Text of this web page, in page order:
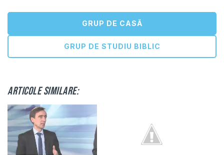
GRUP DE CASĂ
GRUP DE STUDIU BIBLIC
Articole similare: